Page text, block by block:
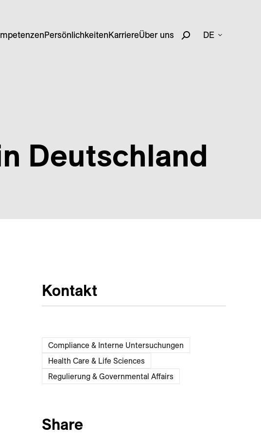
PersönlichkeitenKarriereÜber uns DE
Deutschland
Kontakt
Compliance & Interne Untersuchungen
Health Care & Life Sciences
Regulierung & Governmental Affairs
Share